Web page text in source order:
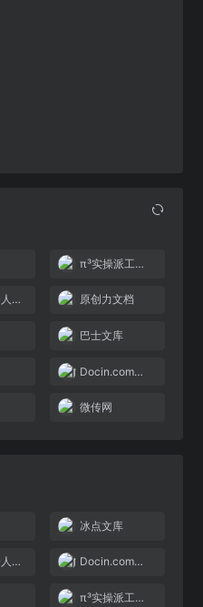
π³实操派工控文库
360doc个人图书馆 原创力文档
巴士文库
Docin.com豆丁网
微传网
冰点文库
360doc个人图书馆 Docin.com豆丁网
π³实操派工控文库